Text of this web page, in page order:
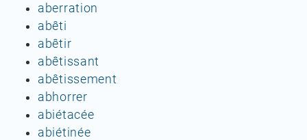
aberration
abêti
abêtir
abêtissant
abêtissement
abhorrer
abiétacée
abiétinée